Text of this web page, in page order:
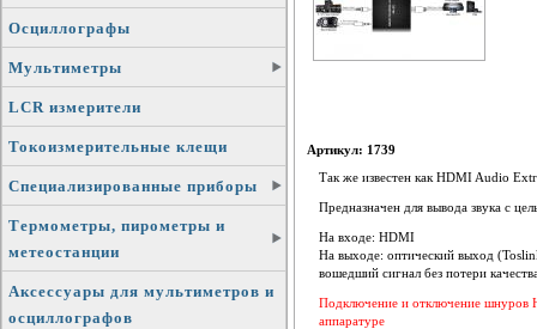
Осциллографы
Мультиметры
LCR измерители
Токоизмерительные клещи
Специализированные приборы
Термометры, пирометры и
метеостанции
Аксессуары для мультиметров и
осциллографов
Артикул: 1739
Так же известен как HDMI Audio
Предназначен для вывода звука с
На входе: HDMI
На выходе: оптический выход
вошедший сигнал без потери
Подключение и отключение шнуров
аппаратуре